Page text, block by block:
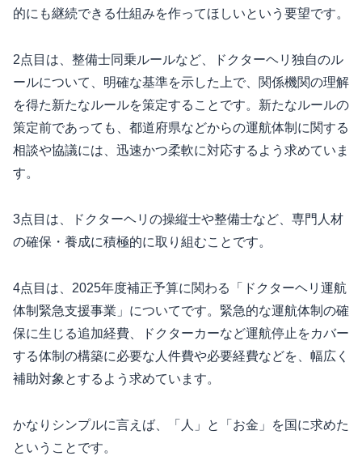
的にも継続できる仕組みを作ってほしいという要望です。
2点目は、整備士同乗ルールなど、ドクターヘリ独自のル
ールについて、明確な基準を示した上で、関係機関の理解
を得た新たなルールを策定することです。新たなルールの
策定前であっても、都道府県などからの運航体制に関する
相談や協議には、迅速かつ柔軟に対応するよう求めていま
す。
3点目は、ドクターヘリの操縦士や整備士など、専門人材
の確保・養成に積極的に取り組むことです。
4点目は、2025年度補正予算に関わる「ドクターヘリ運航
体制緊急支援事業」についてです。緊急的な運航体制の確
保に生じる追加経費、ドクターカーなど運航停止をカバー
する体制の構築に必要な人件費や必要経費などを、幅広く
補助対象とするよう求めています。
かなりシンプルに言えば、「人」と「お金」を国に求めた
ということです。